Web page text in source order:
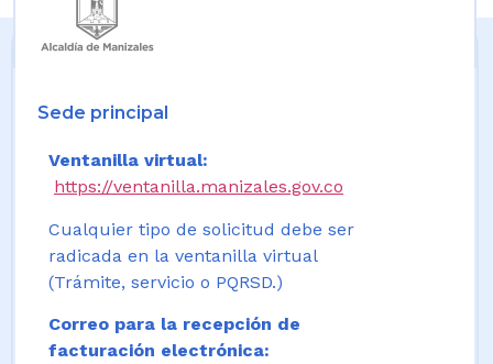
Sede principal
Ventanilla virtual:
https://ventanilla.manizales.gov.co
Cualquier tipo de solicitud debe ser
radicada en la ventanilla virtual
(Trámite, servicio o PQRSD.)
Correo para la recepción de
facturación electrónica: